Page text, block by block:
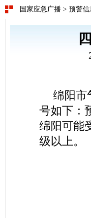
国家应急广播 > 预警信
绵阳市
号如下：
绵阳可能
级以上。